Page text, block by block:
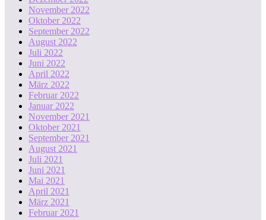
November 2022
Oktober 2022
September 2022
August 2022
Juli 2022
Juni 2022
April 2022
März 2022
Februar 2022
Januar 2022
November 2021
Oktober 2021
September 2021
August 2021
Juli 2021
Juni 2021
Mai 2021
April 2021
März 2021
Februar 2021